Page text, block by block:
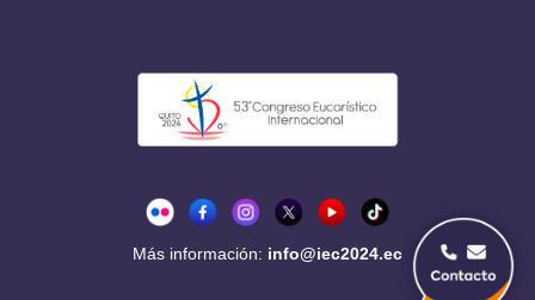
Más información: info@iec2024.ec